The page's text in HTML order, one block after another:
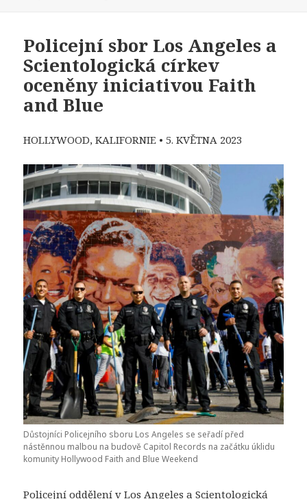
Policejní sbor Los Angeles a
Scientologická církev
oceněny iniciativou Faith
and Blue
HOLLYWOOD, KALIFORNIE •5. KVĚTNA 2023
Důstojníci Policejního sboru Los Angeles se seřadí před
nástěnnou malbou na budově Capitol Records na začátku úklidu
komunity Hollywood Faith and Blue Weekend
Policejní oddělení v Los Angeles a Scientologická